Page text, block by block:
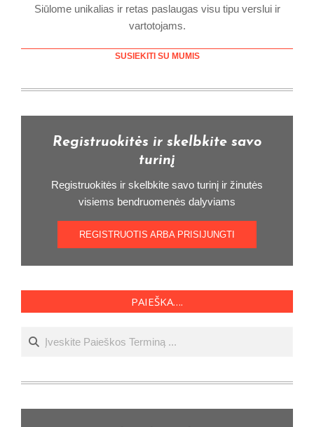
Siūlome unikalias ir retas paslaugas visu tipu verslui ir
vartotojams.
SUSIEKITI SU MUMIS
Registruokitės ir skelbkite savo
turinį
Registruokitės ir skelbkite savo turinį ir žinutės
visiems bendruomenės dalyviams
REGISTRUOTIS ARBA PRISIJUNGTI
PAIEŠKA….
Ieškoti